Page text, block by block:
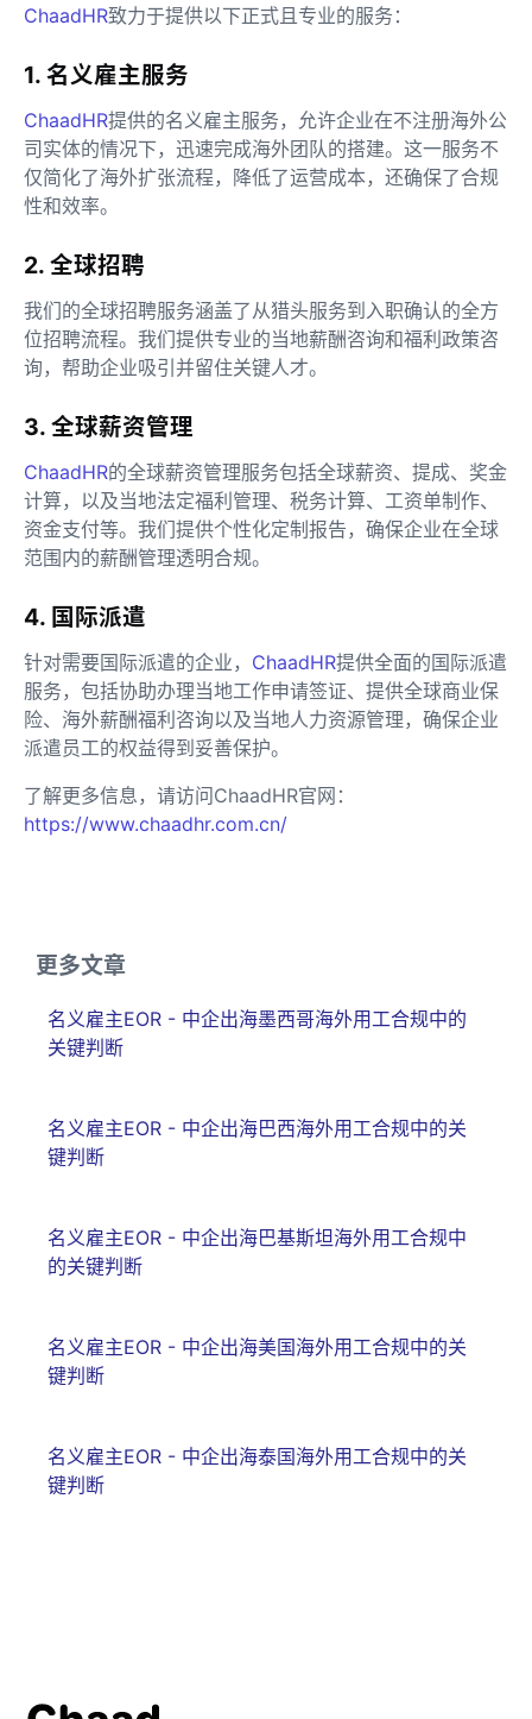
ChaadHR致力于提供以下正式且专业的服务：
1. 名义雇主服务
ChaadHR提供的名义雇主服务，允许企业在不注册海外公
司实体的情况下，迅速完成海外团队的搭建。这一服务不
仅简化了海外扩张流程，降低了运营成本，还确保了合规
性和效率。
2. 全球招聘
我们的全球招聘服务涵盖了从猎头服务到入职确认的全方
位招聘流程。我们提供专业的当地薪酬咨询和福利政策咨
询，帮助企业吸引并留住关键人才。
3. 全球薪资管理
ChaadHR的全球薪资管理服务包括全球薪资、提成、奖金
计算，以及当地法定福利管理、税务计算、工资单制作、
资金支付等。我们提供个性化定制报告，确保企业在全球
范围内的薪酬管理透明合规。
4. 国际派遣
针对需要国际派遣的企业， ChaadHR提供全面的国际派遣
服务，包括协助办理当地工作申请签证、提供全球商业保
险、海外薪酬福利咨询以及当地人力资源管理，确保企业
派遣员工的权益得到妥善保护。
了解更多信息，请访问ChaadHR官网：
https://www.chaadhr.com.cn/
更多文章
名义雇主EOR - 中企出海墨西哥海外用工合规中的
关键判断
名义雇主EOR - 中企出海巴西海外用工合规中的关
键判断
名义雇主EOR - 中企出海巴基斯坦海外用工合规中
的关键判断
名义雇主EOR - 中企出海美国海外用工合规中的关
键判断
名义雇主EOR - 中企出海泰国海外用工合规中的关
键判断